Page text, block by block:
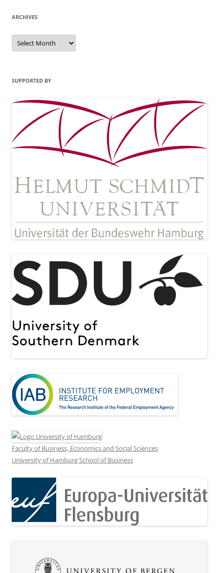
ARCHIVES
Archives
SUPPORTED BY
Faculty of Business, Economics and Social Sciences
University of Hamburg School of Business